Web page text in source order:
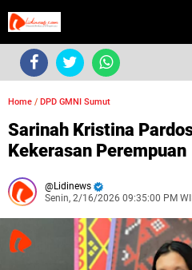
Home / DPD GMNI Sumut
Sarinah Kristina
Kekerasan Perempuan
Lidinews
Senin, 2/16/2026 09:35:00 PM